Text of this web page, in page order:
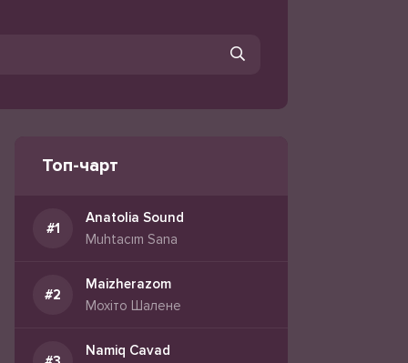
Топ-чарт
Anatolia Sound
Muhtacım Sana
Maizherazom
Мохіто Шалене
Namiq Cavad